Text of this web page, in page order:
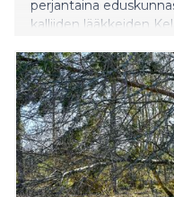
perjantaina
kalliiden lääkkeiden
muutosta, joka voi
lääkkeiden saatavuus
hoitopaikasta.